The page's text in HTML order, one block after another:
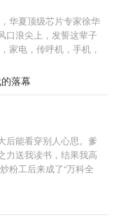
华夏顶级芯片专家徐华
口浪尖上，发誓这辈子
家电，传呼机，手机，
子厂开始，徐华盛开
助力华夏重回世界巅。
落幕
后能看穿别人心思。爹
力送我读书，结果我高
粉工后来成了“万科全
火。 翻开第一页看一